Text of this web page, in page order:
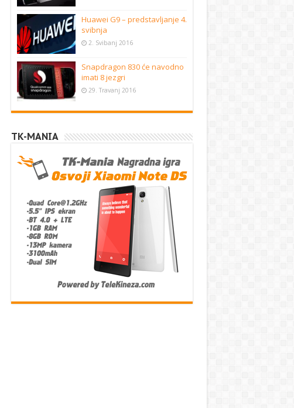
Huawei G9 – predstavljanje 4.
svibnja
2. Svibanj 2016
Snapdragon 830 će navodno
imati 8 jezgri
29. Travanj 2016
TK-MANIA